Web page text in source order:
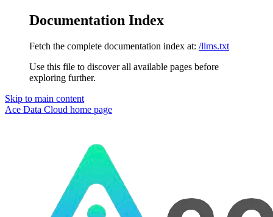
Documentation Index
Fetch the complete documentation index at: /llms.txt
Use this file to discover all available pages before
exploring further.
Skip to main content
Ace Data Cloud home page